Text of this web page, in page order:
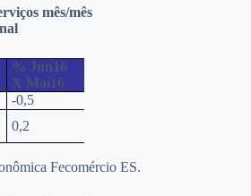
mês/mês
% Jun16
X Mai16
-0,5
0,2
Fecomércio ES.